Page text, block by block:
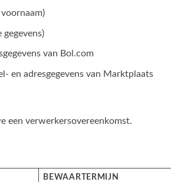
van Bol.com
en adresgegevens van Marktplaats
een verwerkersovereenkomst.
BEWAARTERMIJN